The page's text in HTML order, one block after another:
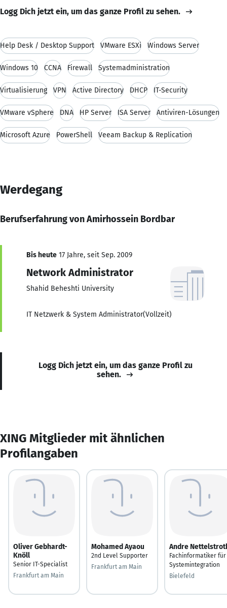
Logg Dich jetzt ein, um das ganze Profil zu sehen.
Help Desk / Desktop Support VMware ESXi Windows Server
Windows 10 CCNA Firewall Systemadministration
Virtualisierung VPN Active Directory DHCP IT-Security
VMware vSphere DNA HP Server ISA Server Antiviren-Lösungen
Microsoft Azure PowerShell Veeam Backup & Replication
Werdegang
Berufserfahrung von Amirhossein Bordbar
Bis heute 17 Jahre, seit Sep. 2009
Network Administrator
Shahid Beheshti University
IT Netzwerk & System Administrator(Vollzeit)
Logg Dich jetzt ein, um das ganze Profil zu
sehen.
XING Mitglieder mit ähnlichen
Profilangaben
Oliver Gebhardt-
Knöll
Senior IT-Specialist
Frankfurt am Main
Mohamed Ayaou
2nd Level Supporter
Frankfurt am Main
Andre
Fachinformatiker für
Systemintegration
Bielefeld